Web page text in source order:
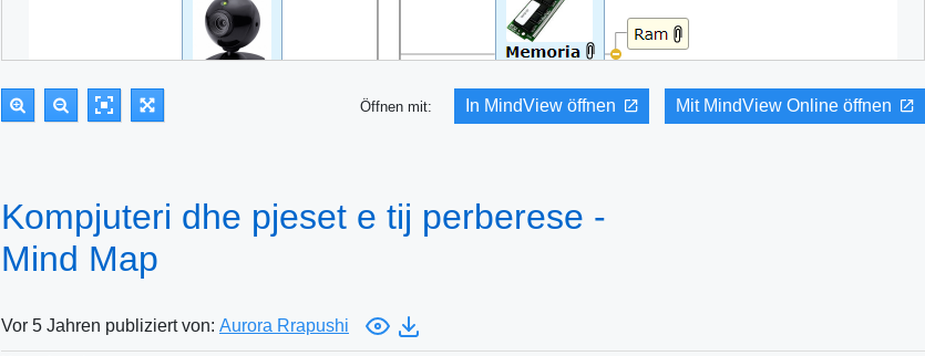
Öffnen mit: In MindView öffnen Mit MindView Online öffnen
Kompjuteri dhe pjeset e tij perberese -
Mind Map
Vor 5 Jahren publiziert von: Aurora Rrapushi